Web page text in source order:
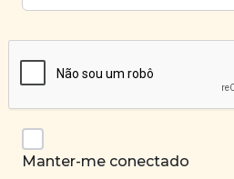
Manter-me conectado